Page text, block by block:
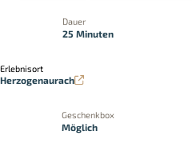
Dauer
25 Minuten
Erlebnisort
Herzogenaurach
Geschenkbox
Möglich